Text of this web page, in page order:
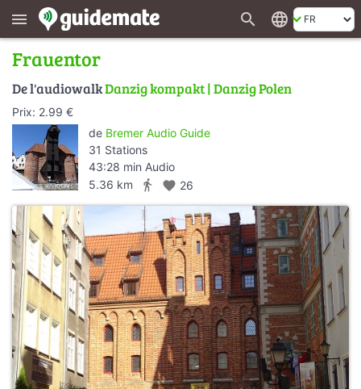
menu search language
Frauentor
De l'audiowalkDanzig kompakt | Danzig Polen
Prix: 2.99 €
de Bremer Audio Guide
31 Stations
43:28 min Audio
5.36 km
directions_walk favorite 26